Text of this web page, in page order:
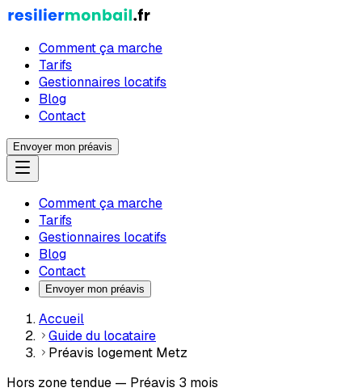
Comment ça marche
Tarifs
Gestionnaires locatifs
Blog
Contact
Envoyer mon préavis
Comment ça marche
Tarifs
Gestionnaires locatifs
Blog
Contact
Envoyer mon préavis
Accueil
Guide du locataire
Préavis logement Metz
Hors zone tendue — Préavis 3 mois